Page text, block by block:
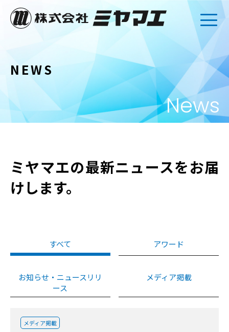
NEWS
News
ミヤマエの最新ニュースをお届
けします。
すべて アワード
お知らせ・ニュースリリ
ース
メディア掲載
メディア掲載